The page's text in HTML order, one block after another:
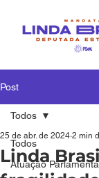
Post
Todos
Atuação
Todos
Linda
25 de abr. de 2024 2 min